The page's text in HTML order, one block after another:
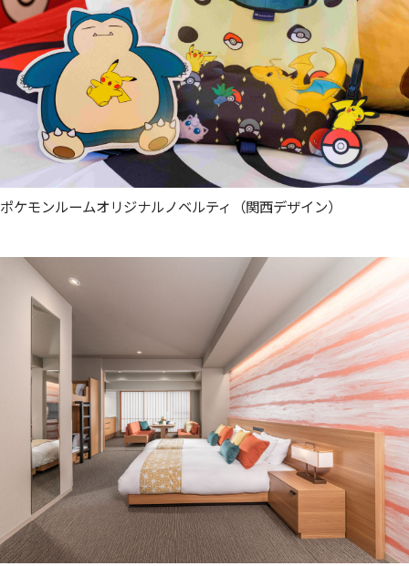
ポケモンルームオリジナルノベルティ（関西デザイン）